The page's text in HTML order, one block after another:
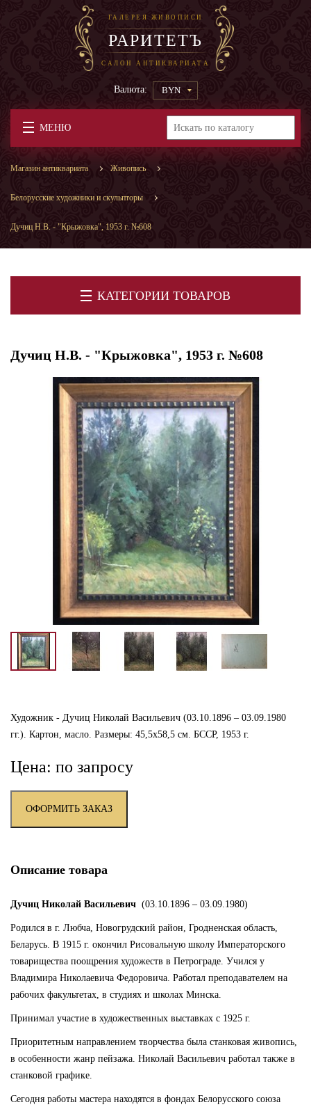
ГАЛЕРЕЯ ЖИВОПИСИ
РАРИТЕТЪ
САЛОН АНТИКВАРИАТА
Валюта: BYN
МЕНЮ
Магазин антиквариата Живопись
Белорусские художники и скульпторы
Дучиц Н.В. - "Крыжовка", 1953 г. №608
КАТЕГОРИИ ТОВАРОВ
Дучиц Н.В. - "Крыжовка", 1953 г. №608
Художник - Дучиц Николай Васильевич (03.10.1896 – 03.09.1980
гг.). Картон, масло. Размеры: 45,5х58,5 см. БССР, 1953 г.
Цена: по запросу
ОФОРМИТЬ ЗАКАЗ
Описание товара
Дучиц Николай Васильевич (03.10.1896 – 03.09.1980)
Родился в г. Любча, Новогрудский район, Гродненская область,
Беларусь. В 1915 г. окончил Рисовальную школу Императорского
товарищества поощрения художеств в Петрограде. Учился у
Владимира Николаевича Федоровича. Работал преподавателем на
рабочих факультетах, в студиях и школах Минска.
Принимал участие в художественных выставках с 1925 г.
Приоритетным направлением творчества была станковая живопись,
в особенности жанр пейзажа. Николай Васильевич работал также в
станковой графике.
Сегодня работы мастера находятся в фондах Белорусского союза